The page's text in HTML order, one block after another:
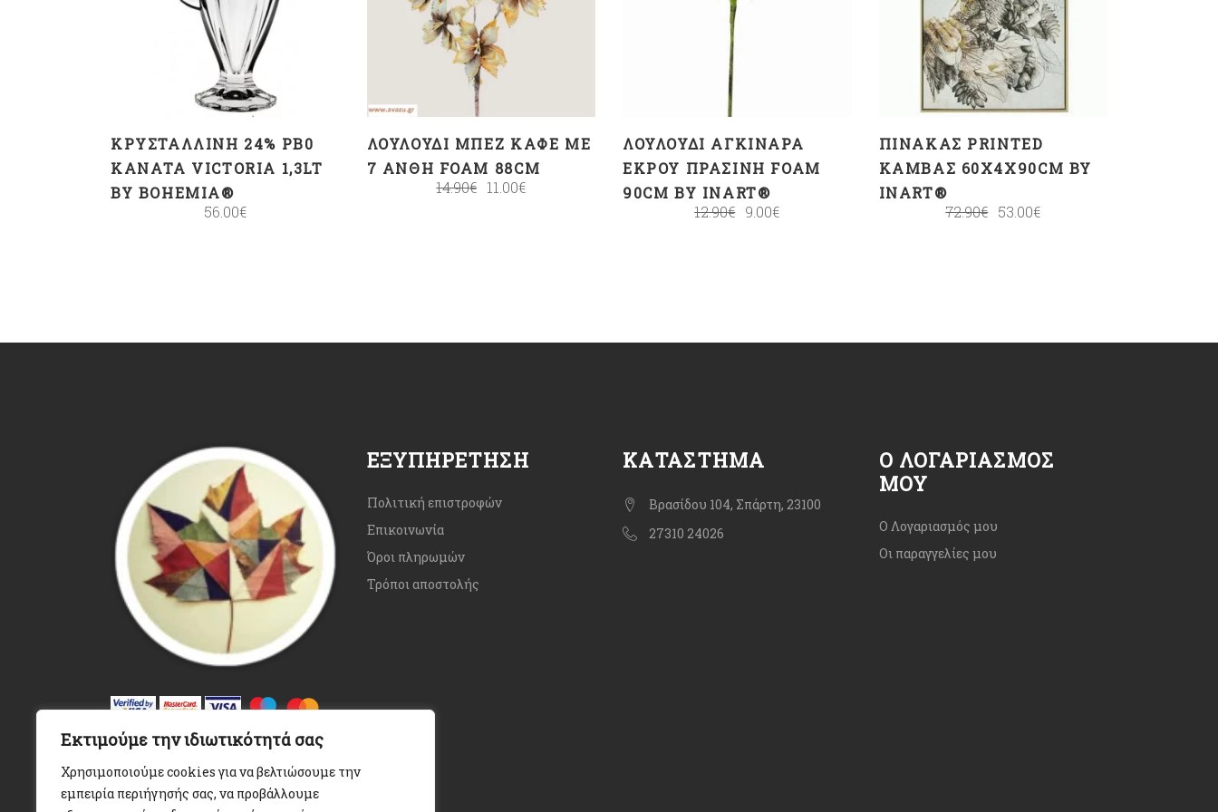
Εκτιμούμε την ιδιωτικότητά σας
Χρησιμοποιούμε cookies για να βελτιώσουμε την
εμπειρία περιήγησής σας, να προβάλλουμε
ΚΑΛΆΘΙ
ΚΡΥΣΤΆΛΛΙΝΗ 24% PB0
ΚΑΝΆΤΑ VICTORIA 1,3LT
BY BOHEMIA®
56.00€
ΚΑΛΆΘΙ
ΛΟΥΛΟΎΔΙ ΜΠΈΖ ΚΑΦΈ ΜΕ
7 ΆΝΘΗ FOAM 88CM
14.90€ 11.00€
ΚΑΛΆΘΙ
ΛΟΥΛΟΎΔΙ ΑΓΚΙΝΆΡΑ
ΕΚΡΟΎ ΠΡΆΣΙΝΗ FOAM
90CM BY INART®
12.90€ 9.00€
ΚΑΛΆΘΙ
ΠΊΝΑΚΑΣ PRINTED
ΚΑΜΒΆΣ 60X4X90CM BY
INART®
72.90€ 53.00€
ΕΞΥΠΗΡΈΤΗΣΗ
Πολιτική επιστροφών
Επικοινωνία
Όροι πληρωμών
Τρόποι αποστολής
ΚΑΤΆΣΤΗΜΑ
Βρασίδου 104, Σπάρτη, 23100
27310 24026
Ο ΛΟΓΑΡΙΑΣΜΌΣ
ΜΟΥ
Ο Λογαριασμός μου
Οι παραγγελίες μου